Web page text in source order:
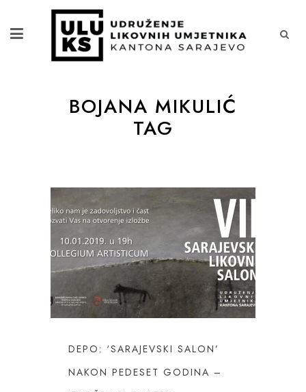
BOJANA MIKULIĆ
TAG
DEPO: ‘SARAJEVSKI SALON’
NAKON PEDESET GODINA –